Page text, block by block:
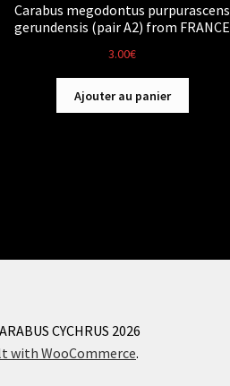
Carabus megodontus purpurascens
gerundensis (pair A2) from FRANCE
3.00€
Ajouter au panier
CYCHRUS 2026
with WooCommerce.